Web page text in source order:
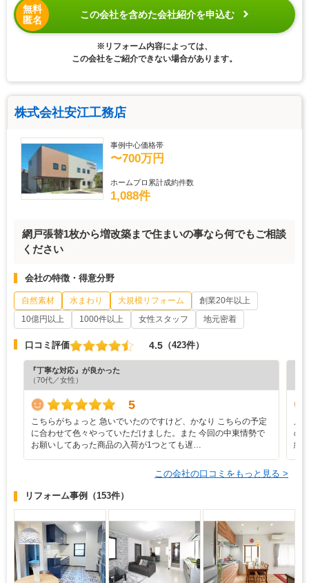
無料
匿名
この会社を含めた会社紹介を申込む
※リフォーム内容によっては、
この会社をご紹介できない場合があります。
株式会社安江工務店
事例中心価格帯
〜700万円
ホームプロ累計成約件数
1,088件
網戸張替1枚から増改築まで住まいの事なら何でもご相談
ください
会社の特徴・得意分野
自然素材 水まわり 大規模リフォーム
創業20年以上
10億円以上
1000件以上 女性スタッフ 地元密着
口コミ評価 4.5 （423件）
『丁寧な対応』が良かった
（70代／女性）
5
こちらがちょっと 急いでいたのですけど、かなり こちらの予定
に合わせて色々やっていただけました。また 今回の中東情勢で
お願いしてあった商品の入荷が1つとても遅…
店
の
緒
この会社の口コミをもっと見る >
リフォーム事例 （153件）